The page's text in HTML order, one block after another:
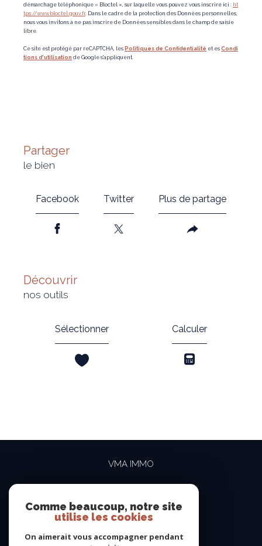
démarchage téléphonique « Bloctel », sur laquelle vous pouvez vous inscrire ici : ht
tps://www.bloctel.gouv.fr. Dans le cadre de la protection des Données personnelles,
nous vous invitons à ne pas inscrire de Données sensibles dans le champ de saisie
libre.
Ce site est protégé par reCAPTCHA, les Politiques de Confidentialité et es Condi
tions d'utilisation de Google s'appliquent.
partager
le bien
Facebook Twitter Plus de partage
découvrir
nos outils
Sélectionner Calculer
VMA IMMO
contact@vma-immo.com
19 rue des Rosiéristes
Comme beaucoup, notre site
utilise les cookies
On aimerait vous accompagner pendant